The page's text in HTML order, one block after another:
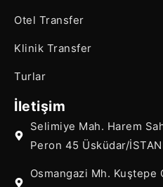
Otel Transfer
Klinik Transfer
Turlar
İletişim
Selimiye Mah. Harem
Peron 45 Üsküdar/
Osmangazi Mh. Kuştepe